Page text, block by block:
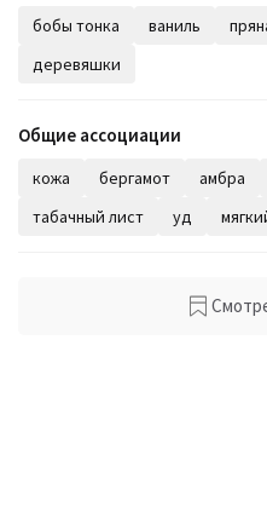
бобы тонка ваниль
деревяшки
Общие ассоциации
кожа бергамот амбра
табачный лист
уд